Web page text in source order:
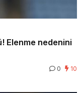
Elenme nedenini
0 10